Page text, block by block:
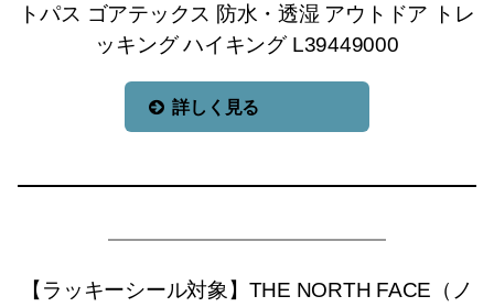
トパス ゴアテックス 防水・透湿 アウトドア トレ
ッキング ハイキング L39449000
詳しく見る
【ラッキーシール対象】THE NORTH FACE（ノ